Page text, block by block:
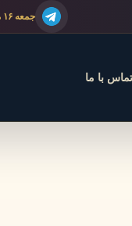
جمعه ۱۶ مرداد ۱۴۰۵
تماس با ما